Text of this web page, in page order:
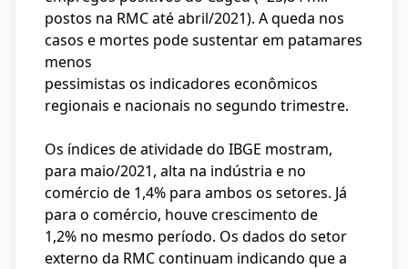
postos na RMC até abril/2021). A queda nos
casos e mortes pode sustentar em patamares
menos
pessimistas os indicadores econômicos
regionais e nacionais no segundo trimestre.
Os índices de atividade do IBGE mostram,
para maio/2021, alta na indústria e no
comércio de 1,4% para ambos os setores. Já
para o comércio, houve crescimento de
1,2% no mesmo período. Os dados do setor
externo da RMC continuam indicando que a